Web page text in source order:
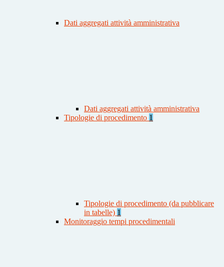
Dati aggregati attività amministrativa
Dati aggregati attività amministrativa
Tipologie di procedimento 1
Tipologie di procedimento (da pubblicare
in tabelle) 1
Monitoraggio tempi procedimentali